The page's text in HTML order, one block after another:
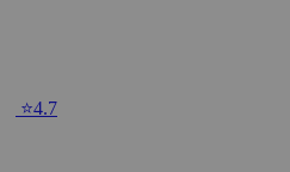
⭐4.7